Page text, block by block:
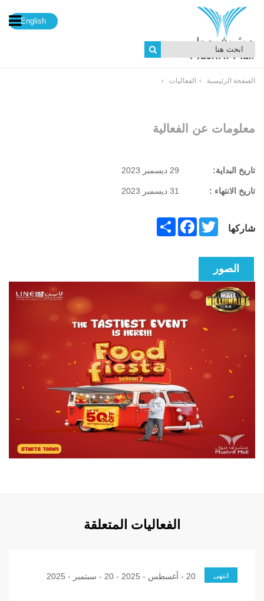
English
الصفحة الرئيسية الفعاليات
معلومات عن الفعالية
تاريخ البداية:
تاريخ الانتهاء :
شاركها
Share
FacebookTwitter
الصور
الفعاليات المتعلقة
انتهى 20 - أغسطس - 2025 - 20 - سبتمبر - 2025